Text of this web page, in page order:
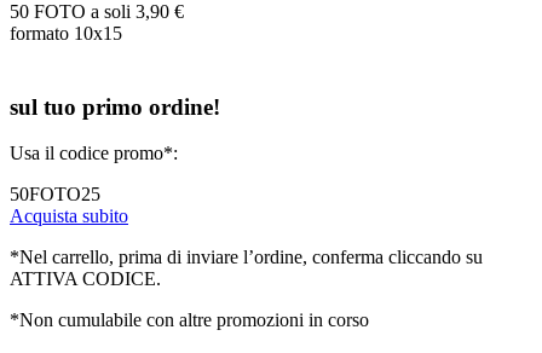
50 FOTO a soli 3,90 €
formato 10x15
sul tuo primo ordine!
Usa il codice promo*:
50FOTO25
Acquista subito
*Nel carrello, prima di inviare l’ordine, conferma cliccando su
ATTIVA CODICE.
*Non cumulabile con altre promozioni in corso